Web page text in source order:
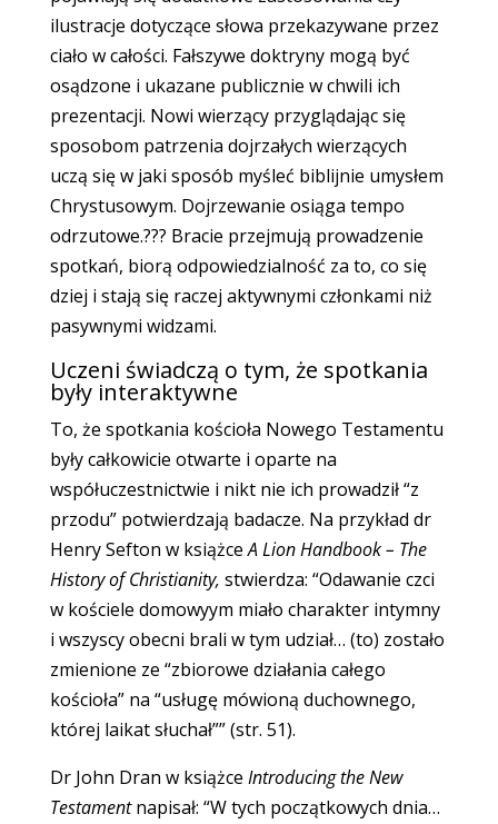
ilustracje dotyczące słowa przekazywane przez
ciało w całości. Fałszywe doktryny mogą być
osądzone i ukazane publicznie w chwili ich
prezentacji. Nowi wierzący przyglądając się
sposobom patrzenia dojrzałych wierzących
uczą się w jaki sposób myśleć biblijnie umysłem
Chrystusowym. Dojrzewanie osiąga tempo
odrzutowe.??? Bracie przejmują prowadzenie
spotkań, biorą odpowiedzialność za to, co się
dziej i stają się raczej aktywnymi członkami niż
pasywnymi widzami.
Uczeni świadczą o tym, że spotkania
były interaktywne
To, że spotkania kościoła Nowego Testamentu
były całkowicie otwarte i oparte na
współuczestnictwie i nikt nie ich prowadził “z
przodu” potwierdzają badacze. Na przykład dr
Henry Sefton w książceA Lion Handbook – The
History of Christianity, stwierdza: “Odawanie czci
w kościele domowyym miało charakter intymny
i wszyscy obecni brali w tym udział… (to) zostało
zmienione ze “zbiorowe działania całego
kościoła” na “usługę mówioną duchownego,
której laikat słuchał”” (str. 51).
Dr John Dran w książce Introducing the New
Testamentnapisał: “W tych początkowych dnia…